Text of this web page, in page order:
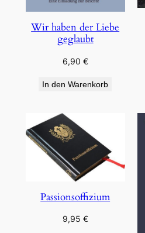
Wir haben der Liebe
geglaubt
6,90 €
In den Warenkorb
Passionsoffizium
9,95 €